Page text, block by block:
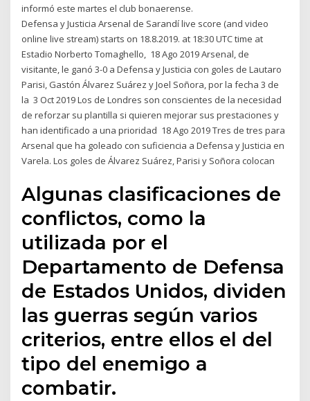
informó este martes el club bonaerense.
Defensa y Justicia Arsenal de Sarandí live score (and video
online live stream) starts on 18.8.2019. at 18:30 UTC time at
Estadio Norberto Tomaghello, 18 Ago 2019 Arsenal, de
visitante, le ganó 3-0 a Defensa y Justicia con goles de Lautaro
Parisi, Gastón Álvarez Suárez y Joel Soñora, por la fecha 3 de
la 3 Oct 2019 Los de Londres son conscientes de la necesidad
de reforzar su plantilla si quieren mejorar sus prestaciones y
han identificado a una prioridad 18 Ago 2019 Tres de tres para
Arsenal que ha goleado con suficiencia a Defensa y Justicia en
Varela. Los goles de Álvarez Suárez, Parisi y Soñora colocan
Algunas clasificaciones de
conflictos, como la
utilizada por el
Departamento de Defensa
de Estados Unidos, dividen
las guerras según varios
criterios, entre ellos el del
tipo del enemigo a
combatir.